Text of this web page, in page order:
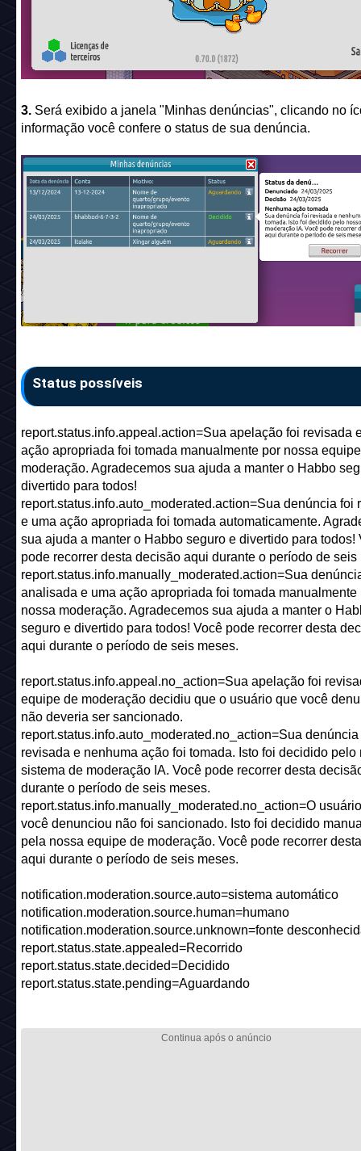
3. Será exibido a janela "Minhas denúncias", clicando no
informação você confere o status de sua denúncia.
Status possíveis
report.status.info.appeal.action=Sua apelação foi revisada
ação apropriada foi tomada manualmente por nossa
moderação. Agradecemos sua ajuda a manter o Habbo
divertido para todos!
report.status.info.auto_moderated.action=Sua denúncia foi
e uma ação apropriada foi tomada automaticamente.
sua ajuda a manter o Habbo seguro e divertido para todos!
pode recorrer desta decisão aqui durante o período de seis
report.status.info.manually_moderated.action=Sua
analisada e uma ação apropriada foi tomada manualmente
nossa moderação. Agradecemos sua ajuda a manter o
seguro e divertido para todos! Você pode recorrer desta
aqui durante o período de seis meses.
report.status.info.appeal.no_action=Sua apelação foi
equipe de moderação decidiu que o usuário que você
não deveria ser sancionado.
report.status.info.auto_moderated.no_action=Sua denúncia
revisada e nenhuma ação foi tomada. Isto foi decidido pelo
sistema de moderação IA. Você pode recorrer desta
durante o período de seis meses.
report.status.info.manually_moderated.no_action=O
você denunciou não foi sancionado. Isto foi decidido
pela nossa equipe de moderação. Você pode recorrer
aqui durante o período de seis meses.
notification.moderation.source.auto=sistema automático
notification.moderation.source.human=humano
notification.moderation.source.unknown=fonte
report.status.state.appealed=Recorrido
report.status.state.decided=Decidido
report.status.state.pending=Aguardando